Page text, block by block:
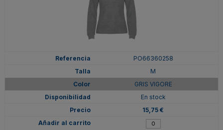
PO66360258
M
GRIS VIGORE
En stock
15,75 €